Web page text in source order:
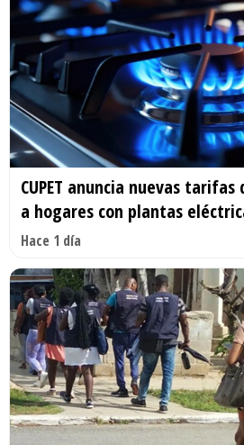
CUPET anuncia nuevas
a hogares con plantas
Hace 1 día